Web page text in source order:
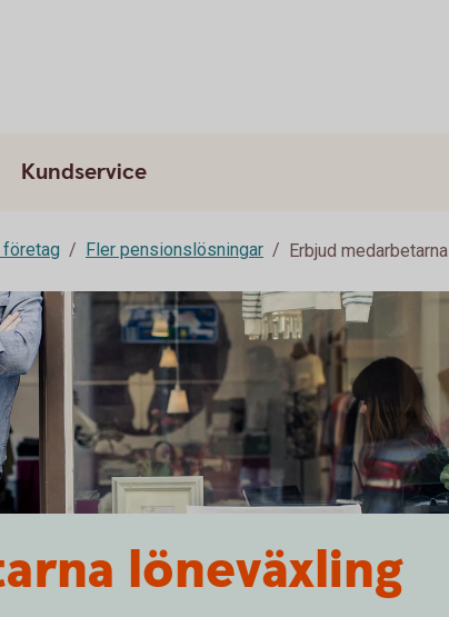
Kundservice
Fler pensionslösningar Erbjud
löneväxling